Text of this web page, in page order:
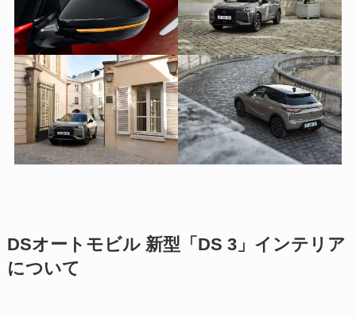
DSオートモビル 新型「DS 3」インテリア
について